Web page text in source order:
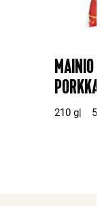
MAINIO
210 g 5